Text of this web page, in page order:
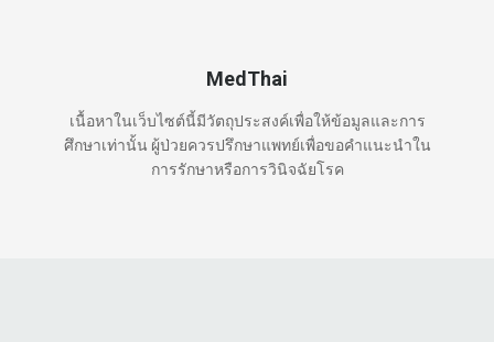
MedThai
เนื้อหาในเว็บไซต์นี้มีวัตถุประสงค์เพื่อให้ข้อมูลและการ
ศึกษาเท่านั้น ผู้ป่วยควรปรึกษาแพทย์เพื่อขอคำแนะนำใน
การรักษาหรือการวินิจฉัยโรค